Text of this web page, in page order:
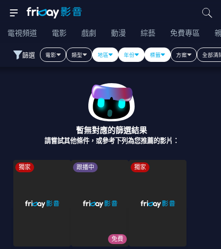
電視頻道 電影 戲劇 動漫 綜藝 免費專區
篩選 電影 類型 地區 年份 標籤 方案 全部清
暫無對應的篩選結果
請嘗試其他條件，或參考下列為您推薦的影片：
獨家 跟播中
免費
獨家